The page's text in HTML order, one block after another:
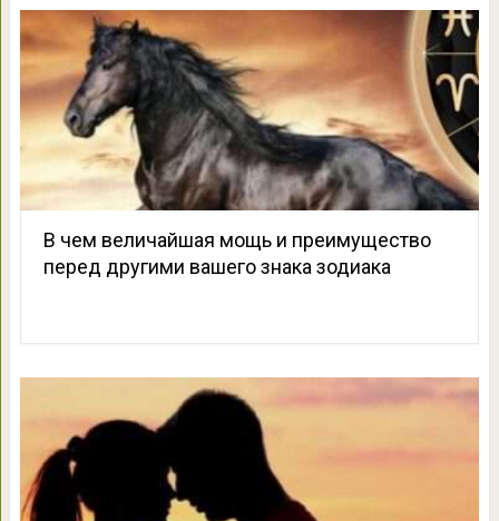
В чем величайшая мощь и преимущество
перед другими вашего знака зодиака